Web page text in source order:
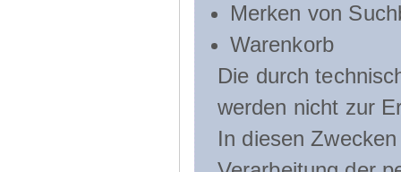
Merken von
Warenkorb
Die durch
werden nicht zur
In diesen